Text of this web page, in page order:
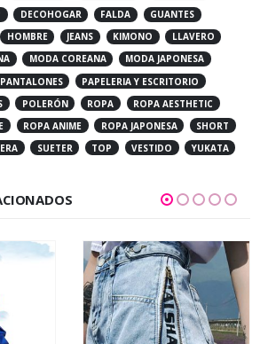
DECOHOGAR FALDA
GUANTES
HOMBRE JEANS KIMONO
LLAVERO
MODA COREANA
MODA JAPONESA
PANTALONES
PAPELERIA Y ESCRITORIO
POLERÓN ROPA
ROPA AESTHETIC
ROPA ANIME ROPA JAPONESA
SHORT
SUETER TOP VESTIDO YUKATA